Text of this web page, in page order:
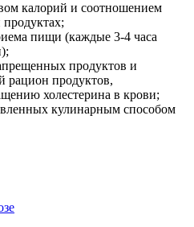
калорий и соотношением
пищи (каждые 3-4 часа
продуктов и
рацион продуктов,
холестерина в крови;
кулинарным способом